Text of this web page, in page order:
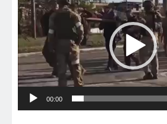
დამკვრელი
00:00